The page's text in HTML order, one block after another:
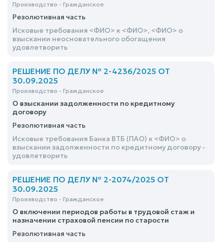
Производство - Гражданское
Резолютивная часть
Исковые требования <ФИО> к <ФИО>, <ФИО> о
взыскании неосновательного обогащения
удовлетворить
РЕШЕНИЕ ПО ДЕЛУ № 2-4236/2025 ОТ
30.09.2025
Производство - Гражданское
О взыскании задолженности по кредитному
договору
Резолютивная часть
Исковые требования Банка ВТБ (ПАО) к <ФИО> о
взыскании задолженности по кредитному договору -
удовлетворить
РЕШЕНИЕ ПО ДЕЛУ № 2-2074/2025 ОТ
30.09.2025
Производство - Гражданское
О включении периодов работы в трудовой стаж и
назначении страховой пенсии по старости
Резолютивная часть